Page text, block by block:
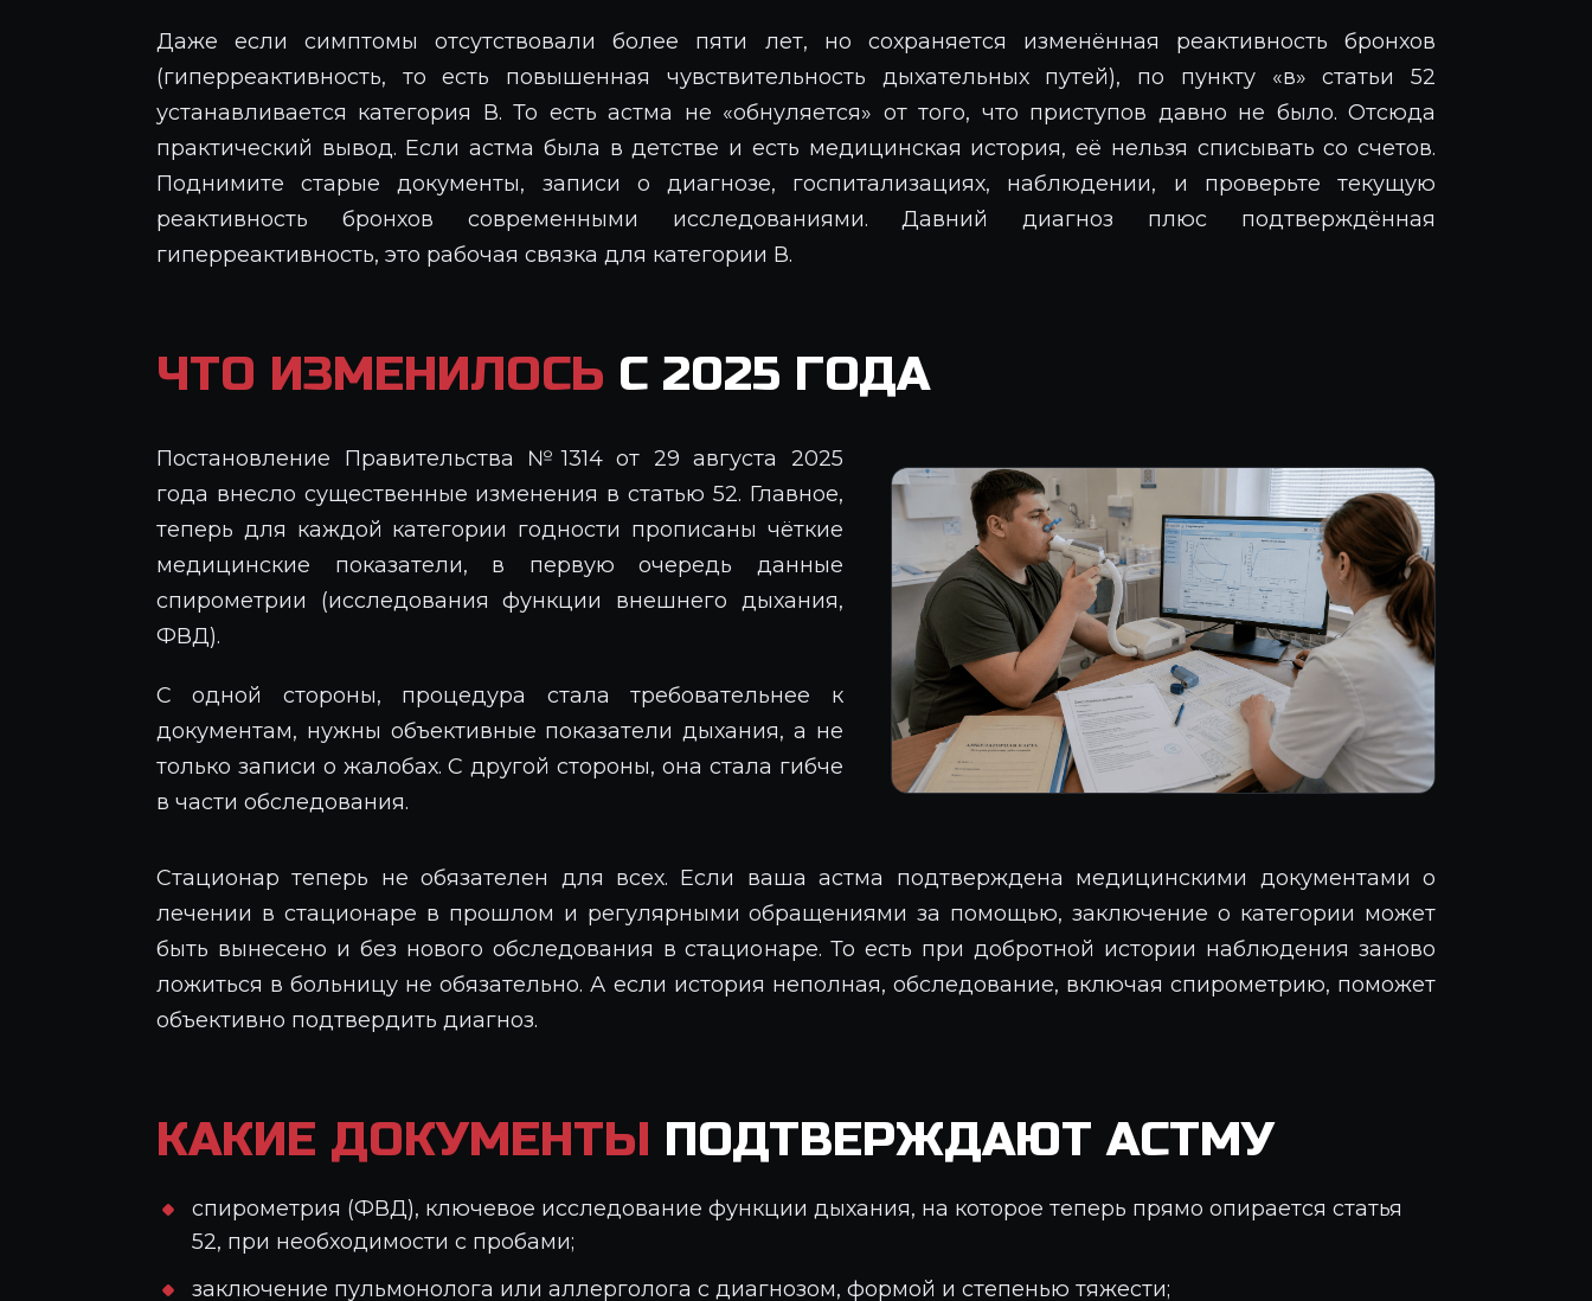
Даже если симптомы отсутствовали более пяти лет, но сохраняется изменённая реактивность бронхов
(гиперреактивность, то есть повышенная чувствительность дыхательных путей), по пункту «в» статьи 52
устанавливается категория В. То есть астма не «обнуляется» от того, что приступов давно не было. Отсюда
практический вывод. Если астма была в детстве и есть медицинская история, её нельзя списывать со счетов.
Поднимите старые документы, записи о диагнозе, госпитализациях, наблюдении, и проверьте текущую
реактивность бронхов современными исследованиями. Давний диагноз плюс подтверждённая
гиперреактивность, это рабочая связка для категории В.
ЧТО ИЗМЕНИЛОСЬ С 2025 ГОДА
Постановление Правительства №1314 от 29 августа 2025
года внесло существенные изменения в статью 52. Главное,
теперь для каждой категории годности прописаны чёткие
медицинские показатели, в первую очередь данные
спирометрии (исследования функции внешнего дыхания,
ФВД).
С одной стороны, процедура стала требовательнее к
документам, нужны объективные показатели дыхания, а не
только записи о жалобах. С другой стороны, она стала гибче
в части обследования.
Стационар теперь не обязателен для всех. Если ваша астма подтверждена медицинскими документами о
лечении в стационаре в прошлом и регулярными обращениями за помощью, заключение о категории может
быть вынесено и без нового обследования в стационаре. То есть при добротной истории наблюдения заново
ложиться в больницу не обязательно. А если история неполная, обследование, включая спирометрию, поможет
объективно подтвердить диагноз.
КАКИЕ ДОКУМЕНТЫ ПОДТВЕРЖДАЮТ АСТМУ
спирометрия (ФВД), ключевое исследование функции дыхания, на которое теперь прямо опирается статья
52, при необходимости с пробами;
заключение пульмонолога или аллерголога с диагнозом, формой и степенью тяжести;